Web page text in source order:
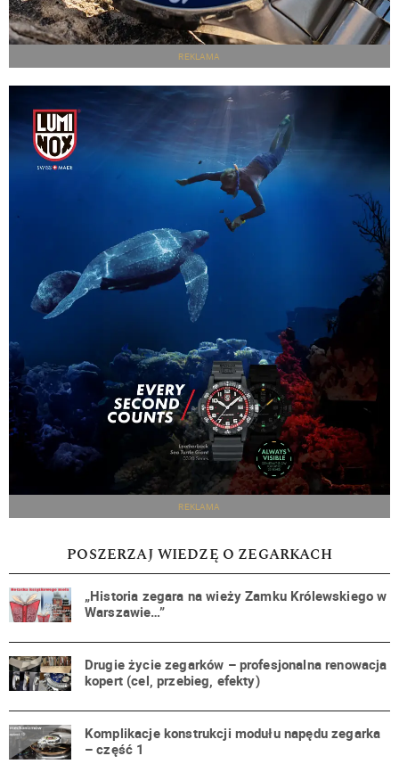
REKLAMA
REKLAMA
POSZERZAJ WIEDZĘ O ZEGARKACH
„Historia zegara na wieży Zamku Królewskiego w
Warszawie…”
Drugie życie zegarków – profesjonalna renowacja
kopert (cel, przebieg, efekty)
Komplikacje konstrukcji modułu napędu zegarka
– część 1